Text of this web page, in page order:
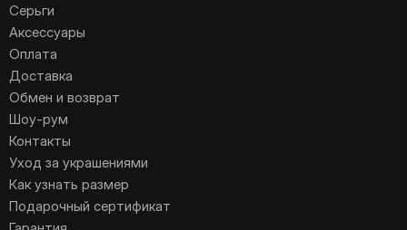
Серьги
Аксессуары
Оплата
Доставка
Обмен и возврат
Шоу-рум
Контакты
Уход за украшениями
Как узнать размер
Подарочный сертификат